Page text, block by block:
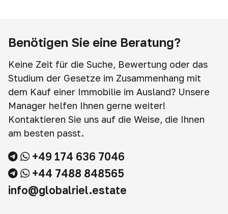
Benötigen Sie eine Beratung?
Keine Zeit für die Suche, Bewertung oder das
Studium der Gesetze im Zusammenhang mit
dem Kauf einer Immobilie im Ausland? Unsere
Manager helfen Ihnen gerne weiter!
Kontaktieren Sie uns auf die Weise, die Ihnen
am besten passt.
+49 174 636 7046
+44 7488 848565
info@globalriel.estate